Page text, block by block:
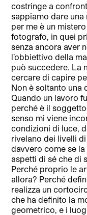
costringe a
sappiamo dare
per me è un
fotografo, in quei
senza ancora aver
l’obbiettivo della
può succedere. La
cercare di capire
Non è soltanto una
Quando un lavoro
perché è il
senso mi viene
condizioni di luce,
rivelano dei livelli
davvero come se
aspetti di sé che di
Perché proprio le
allora? Perché
realizza un
che ha definito la
geometrico, e i